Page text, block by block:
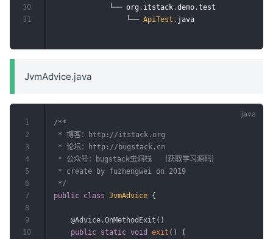
             └── org
. itstack .demo .test
                 └──
ApiTest .
30
31
JvmAdvice.java
/**
* 博客：http://itstack.org
* 论坛：http://bugstack.cn
* 公众号：bugstack虫洞栈  ｛获取学习源码｝
* create by fuzhengwei on 2019
*/
public class JvmAdvice {
@Advice.OnMethodExit ( )
public static void exit ( )
{
1
2
3
4
5
6
7
8
9
10